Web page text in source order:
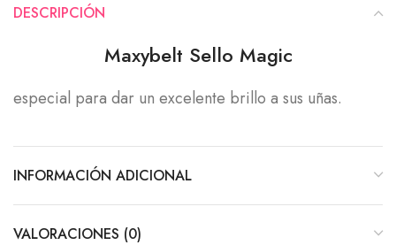
DESCRIPCIÓN
Maxybelt Sello Magic
especial para dar un excelente brillo a sus uñas.
INFORMACIÓN ADICIONAL
VALORACIONES (0)